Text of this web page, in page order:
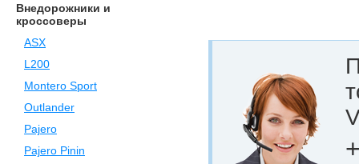
Внедорожники и
кроссоверы
ASX
L200
Montero Sport
Outlander
Pajero
Pajero Pinin